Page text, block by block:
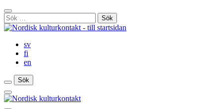
Gå
till
innehåll
Stäng
sökfält
Sök
efter:
sv
fi
en
Sök
Sök
Sök
Huvudmeny